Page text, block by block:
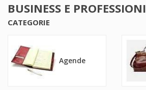
BUSINESS E PROFESSIONI
CATEGORIE
Agende